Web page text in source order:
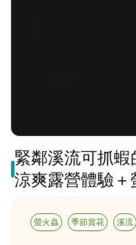
緊鄰溪流可抓
涼爽露營體驗
螢火蟲 季節賞花 溪流